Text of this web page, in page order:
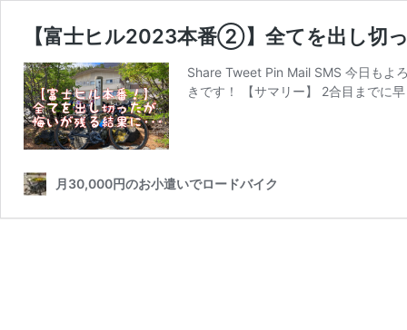
【富士ヒル2023本番②】全てを出し
Share Tweet Pin Mail SMS 今日
きです！ 【サマリー】 2合目までに
月30,000円のお小遣いでロードバイク